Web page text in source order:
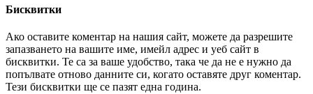
Бисквитки
Ако оставите коментар на нашия сайт, можете да разрешите
запазването на вашите име, имейл адрес и уеб сайт в
бисквитки. Те са за ваше удобство, така че да не е нужно да
попълвате отново данните си, когато оставяте друг коментар.
Тези бисквитки ще се пазят една година.